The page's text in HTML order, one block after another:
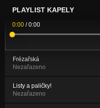
PLAYLIST KAPELY
0:00 /0:00
Frézařská
Nezařazeno
Listy a paličky!
Nezařazeno